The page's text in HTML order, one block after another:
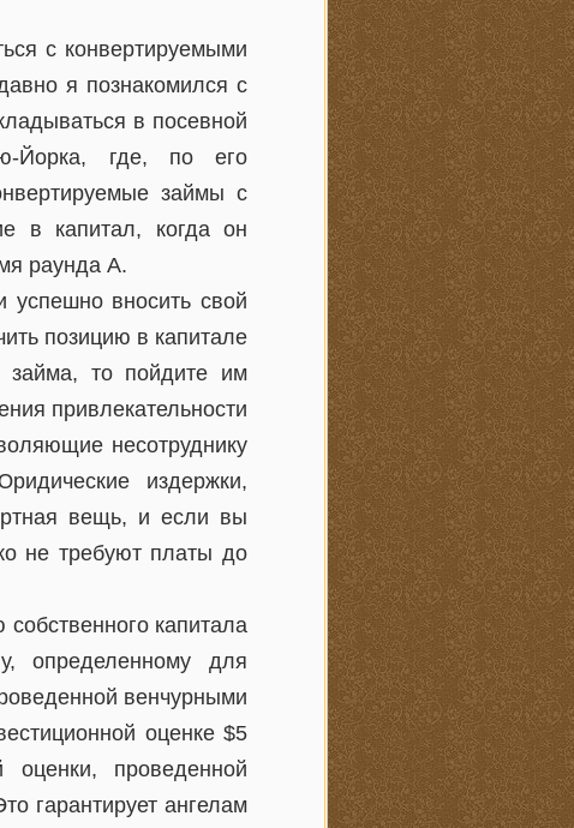
с конвертируемыми
я познакомился с
в посевной
Йорка, где, по его
займы с
в капитал, когда он
раунда А.
вносить свой
позицию в капитале
займа, то пойдите им
привлекательности
несотруднику
издержки,
вещь, и если вы
не требуют платы до
капитала
определенному для
венчурными
оценке $5
проведенной
гарантирует ангелам